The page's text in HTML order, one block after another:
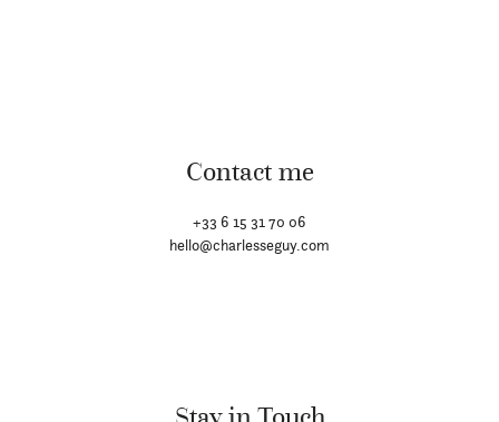
Contact me
+33 6 15 31 70 06
hello@charlesseguy.com